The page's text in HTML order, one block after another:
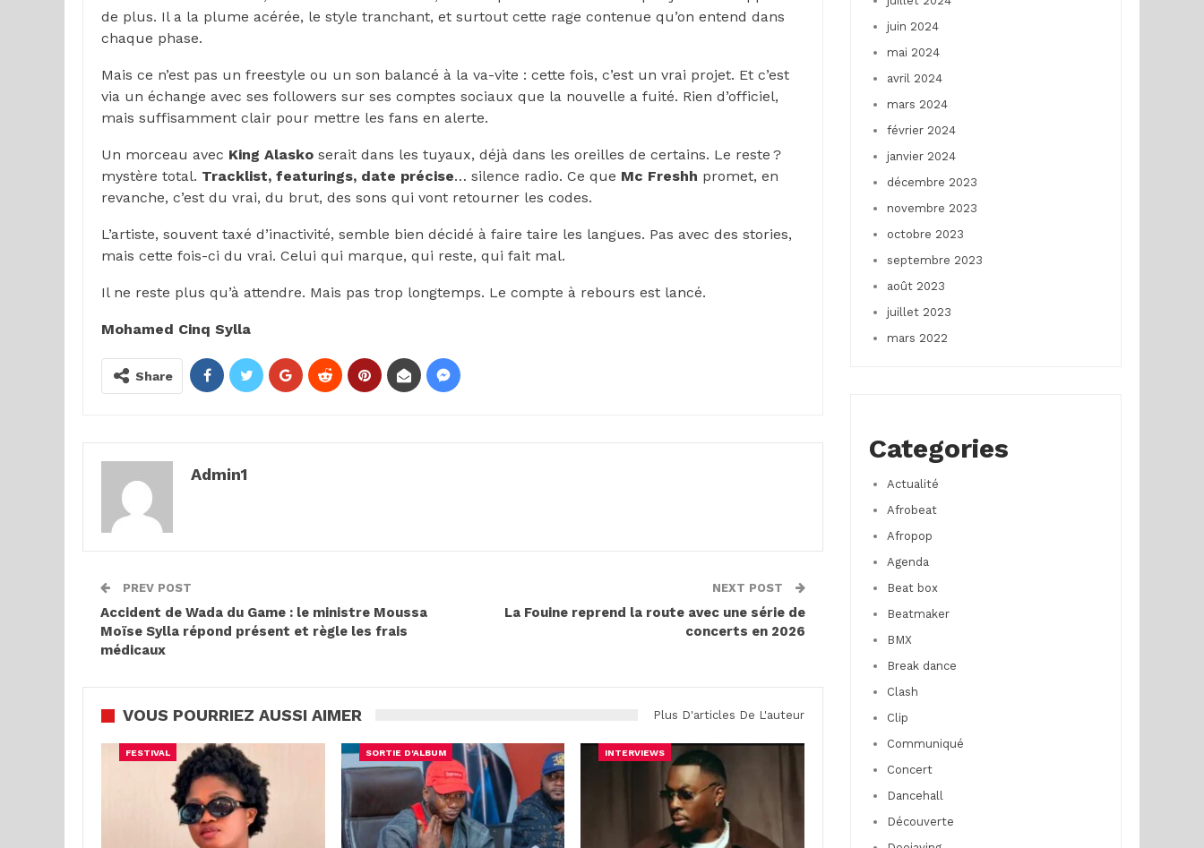
de plus. Il a la plume acérée, le style tranchant, et surtout cette rage contenue qu’on entend dans
chaque phase.
Mais ce n’est pas un freestyle ou un son balancé à la va-vite : cette fois, c’est un vrai projet. Et c’est
via un échange avec ses followers sur ses comptes sociaux que la nouvelle a fuité. Rien d’officiel,
mais suffisamment clair pour mettre les fans en alerte.
Un morceau avec King Alasko serait dans les tuyaux, déjà dans les oreilles de certains. Le reste ?
mystère total. Tracklist, featurings, date précise… silence radio. Ce que Mc Freshh promet, en
revanche, c’est du vrai, du brut, des sons qui vont retourner les codes.
L’artiste, souvent taxé d’inactivité, semble bien décidé à faire taire les langues. Pas avec des stories,
mais cette fois-ci du vrai. Celui qui marque, qui reste, qui fait mal.
Il ne reste plus qu’à attendre. Mais pas trop longtemps. Le compte à rebours est lancé.
Mohamed Cinq Sylla
Share
Admin1
PREV POST
Accident de Wada du Game : le ministre Moussa
Moïse Sylla répond présent et règle les frais
médicaux
NEXT POST
La Fouine reprend la route avec une série de
concerts en 2026
VOUS POURRIEZ AUSSI AIMER Plus D'articles De L'auteur
FESTIVAL SORTIE D'ALBUM INTERVIEWS
juin 2024
mai 2024
avril 2024
mars 2024
février 2024
janvier 2024
décembre 2023
novembre 2023
octobre 2023
septembre 2023
août 2023
juillet 2023
mars 2022
Categories
Actualité
Afrobeat
Afropop
Agenda
Beat box
Beatmaker
BMX
Break dance
Clash
Clip
Communiqué
Concert
Dancehall
Découverte